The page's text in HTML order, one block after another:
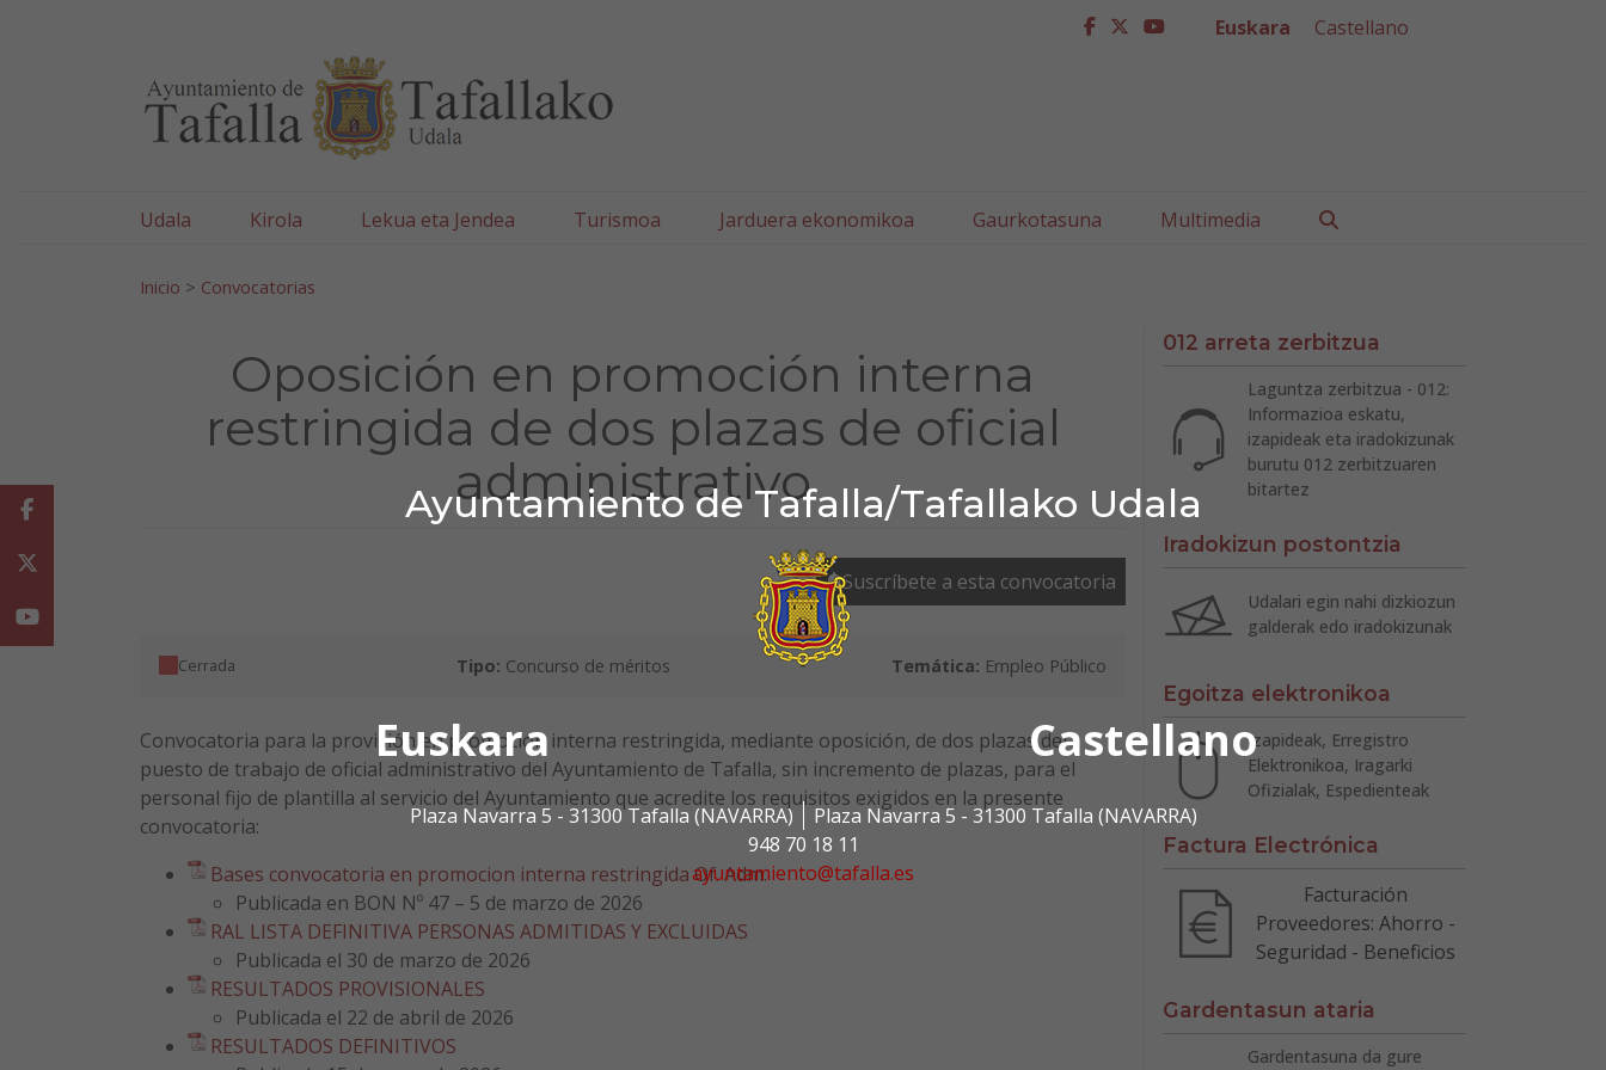
Ayuntamiento de Tafalla/Tafallako Udala
Euskara Castellano
Plaza Navarra 5 - 31300 Tafalla (NAVARRA)
Plaza Navarra 5 - 31300 Tafalla (NAVARRA)
948 70 18 11
ayuntamiento@tafalla.es
facebook
twitter
youtube
Euskara Castellano
Udala Kirola Lekua eta Jendea Turismoa Jarduera ekonomikoa Gaurkotasuna Multimedia
Inicio > Convocatorias
Oposición en promoción interna
restringida de dos plazas de oficial
administrativo
Suscríbete a esta convocatoria
Cerrada Tipo: Concurso de méritos Temática: Empleo Público
Convocatoria para la provisión en promoción interna restringida, mediante oposición, de dos plazas del
puesto de trabajo de oficial administrativo del Ayuntamiento de Tafalla, sin incremento de plazas, para el
personal fijo de plantilla al servicio del Ayuntamiento que acredite los requisitos exigidos en la presente
convocatoria:
Bases convocatoria en promocion interna restringida Of. Adm.
Publicada en BON Nº 47 – 5 de marzo de 2026
RAL LISTA DEFINITIVA PERSONAS ADMITIDAS Y EXCLUIDAS
Publicada el 30 de marzo de 2026
RESULTADOS PROVISIONALES
Publicada el 22 de abril de 2026
RESULTADOS DEFINITIVOS
012 arreta zerbitzua
Laguntza zerbitzua - 012:
Informazioa eskatu,
izapideak eta iradokizunak
burutu 012 zerbitzuaren
bitartez
Iradokizun postontzia
Udalari egin nahi dizkiozun
galderak edo iradokizunak
Egoitza elektronikoa
Izapideak, Erregistro
Elektronikoa, Iragarki
Ofizialak, Espedienteak
Factura Electrónica
Facturación
Proveedores: Ahorro -
Seguridad - Beneficios
Gardentasun ataria
Gardentasuna da gure
Facebook
Youtube